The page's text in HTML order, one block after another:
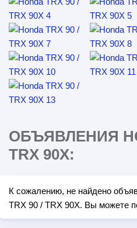
ОБЪЯВЛЕНИЯ
TRX 90X:
К сожалению, не найдено
TRX 90 / TRX 90X. Вы можете